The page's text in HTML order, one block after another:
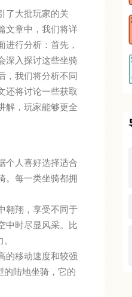
了大批玩家的关
文章中，我们将详
行分析：首先，
深入探讨这些坐骑
，我们将分析不同
还将讨论一些获取
解，玩家能够更全
个人喜好选择适合
。每一类坐骑都拥
翱翔，享受不同于
中时尽显风采。比
的移动速度和较强
的陆地坐骑，它的